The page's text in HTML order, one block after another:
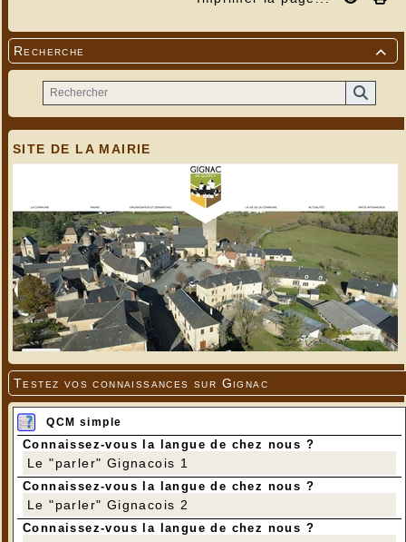

Recherche
SITE DE LA MAIRIE
Testez vos connaissances sur Gignac
QCM simple
Connaissez-vous la langue de chez nous ?
Le "parler" Gignacois 1
Connaissez-vous la langue de chez nous ?
Le "parler" Gignacois 2
Connaissez-vous la langue de chez nous ?